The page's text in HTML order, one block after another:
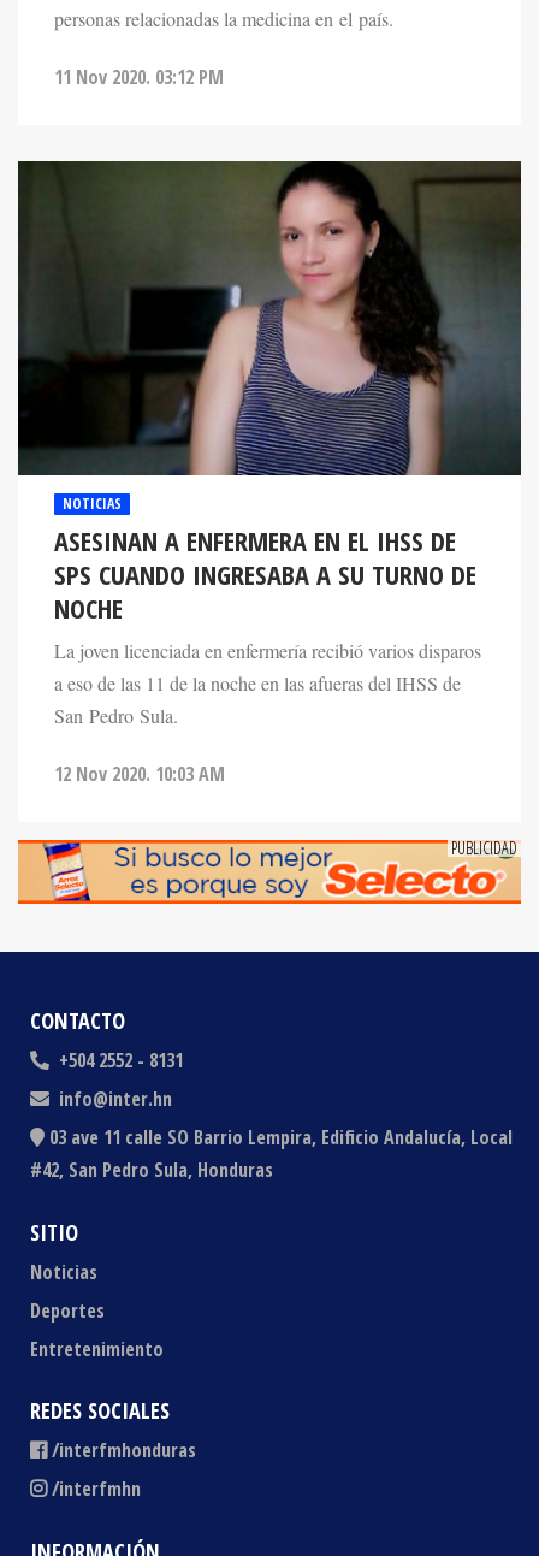
ASESINAN A ENFERMERA EN EL IHSS DE
SPS CUANDO INGRESABA A SU TURNO DE
NOCHE
La joven licenciada en enfermería recibió varios disparos
a eso de las 11 de la noche en las afueras del IHSS de
San Pedro Sula.
CONTACTO
+504 2552 - 8131
info@inter.hn
03 ave 11 calle SO Barrio Lempira, Edificio Andalucía, Local
#42, San Pedro Sula, Honduras
SITIO
Noticias
Deportes
Entretenimiento
REDES SOCIALES
/interfmhonduras
/interfmhn